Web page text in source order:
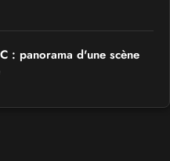
: panorama d'une scène